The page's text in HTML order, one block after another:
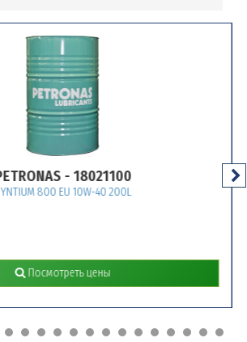
- 18021100
800 EU 10W-40 200L
цены